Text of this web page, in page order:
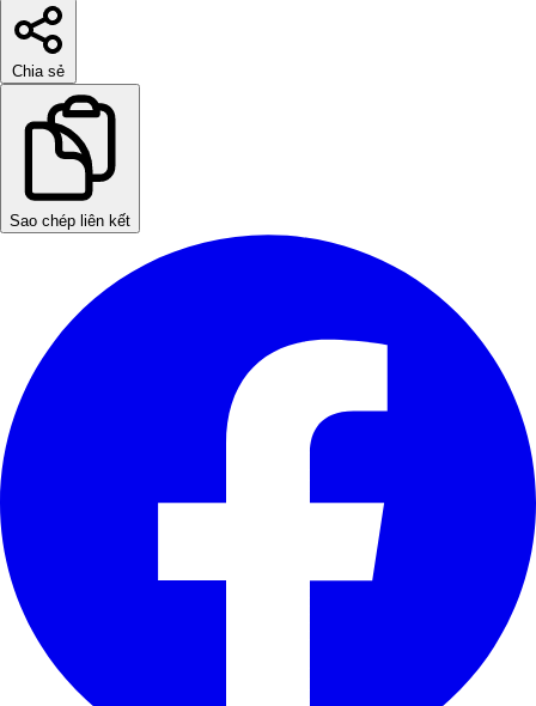
Chia sẻ
Sao chép liên kết